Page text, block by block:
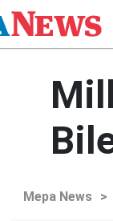
Mepa News >